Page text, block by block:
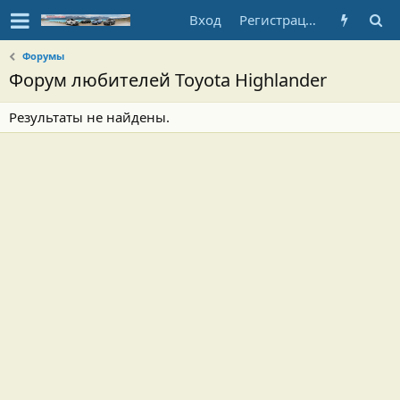
Вход Регистрация
Форумы
Форум любителей Toyota Highlander
Результаты не найдены.